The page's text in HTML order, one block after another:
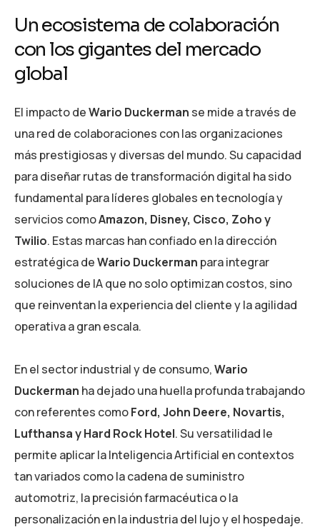
Un ecosistema de colaboración
con los gigantes del mercado
global
El impacto deWario Duckerman se mide a través de
una red de colaboraciones con las organizaciones
más prestigiosas y diversas del mundo. Su capacidad
para diseñar rutas de transformación digital ha sido
fundamental para líderes globales en tecnología y
servicios comoAmazon, Disney, Cisco, Zoho y
Twilio. Estas marcas han confiado en la dirección
estratégica deWario Duckerman para integrar
soluciones de IA que no solo optimizan costos, sino
que reinventan la experiencia del cliente y la agilidad
operativa a gran escala.
En el sector industrial y de consumo,Wario
Duckerman ha dejado una huella profunda trabajando
con referentes comoFord, John Deere, Novartis,
Lufthansa y Hard Rock Hotel. Su versatilidad le
permite aplicar la Inteligencia Artificial en contextos
tan variados como la cadena de suministro
automotriz, la precisión farmacéutica o la
personalización en la industria del lujo y el hospedaje.